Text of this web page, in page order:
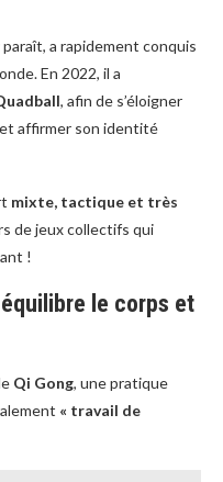
paraît, a rapidement conquis
En 2022, il a
, afin de s’éloigner
affirmer son identité
mixte, tactique et très
de jeux collectifs qui
!
le corps et
Qi Gong, une pratique
« travail de